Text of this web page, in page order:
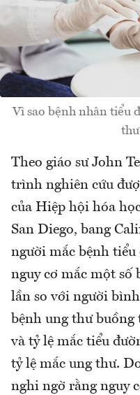
Vì sao bệnh nhân tiểu
Theo giáo sư John
trình nghiên cứu
của Hiệp hội hóa
San Diego, bang
người mắc bệnh tiểu
nguy cơ mắc một số
lần so với người
bệnh ung thư
và tỷ lệ mắc tiểu
tỷ lệ mắc ung thư.
nghi ngờ rằng nguy